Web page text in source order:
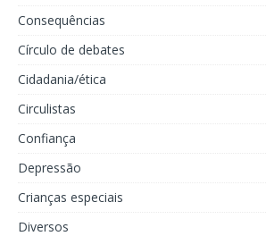
Consequências
Círculo de debates
Cidadania/ética
Circulistas
Confiança
Depressão
Crianças especiais
Diversos